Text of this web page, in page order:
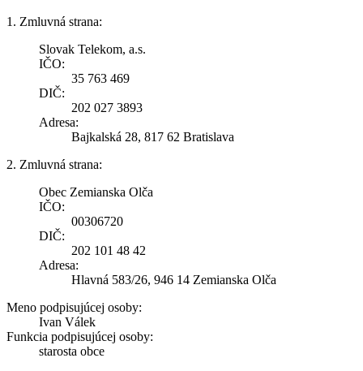
1. Zmluvná strana:
Slovak Telekom, a.s.
IČO:
35 763 469
DIČ:
202 027 3893
Adresa:
Bajkalská 28, 817 62 Bratislava
2. Zmluvná strana:
Obec Zemianska Olča
IČO:
00306720
DIČ:
202 101 48 42
Adresa:
Hlavná 583/26, 946 14 Zemianska Olča
Meno podpisujúcej osoby:
Ivan Válek
Funkcia podpisujúcej osoby:
starosta obce